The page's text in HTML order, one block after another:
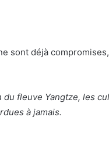
sont déjà
fleuve Yangtze, les
à jamais.